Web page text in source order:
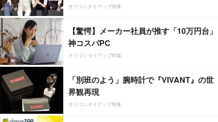
オリコンタイアップ特集
【驚愕】メーカー社員が推す「10万円台」
神コスパPC
オリコンタイアップ特集
「別班のよう」腕時計で『VIVANT』の世
界観再現
オリコンタイアップ特集